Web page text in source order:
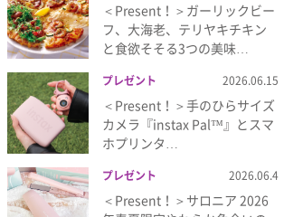
＜Present！＞ガーリックビー
フ、大海老、テリヤキチキン
と食欲そそる3つの美味…
プレゼント 2026.06.15
＜Present！＞手のひらサイズ
カメラ『instax Pal™』とスマ
ホプリンタ…
プレゼント 2026.06.4
＜Present！＞サロニア 2026